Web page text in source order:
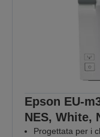
Epson EU-
NES, White,
Progettata per i